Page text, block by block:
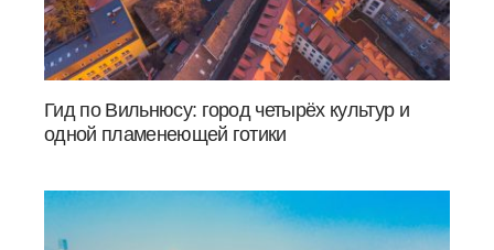
Гид по Вильнюсу: город четырёх культур и
одной пламенеющей готики